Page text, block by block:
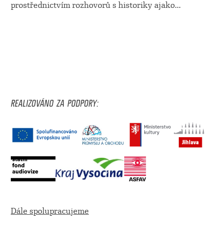
prostřednictvím rozhovorů s historiky ajako...
REALIZOVÁNO ZA PODPORY:
Dále spolupracujeme